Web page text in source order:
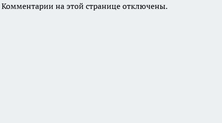
Комментарии на этой странице отключены.